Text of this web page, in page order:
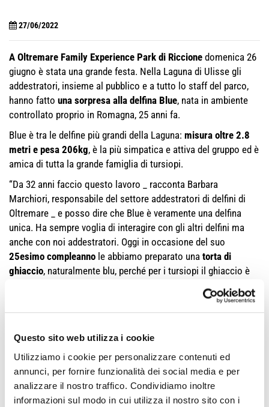
Questo sito web utilizza i cookie
Utilizziamo i cookie per personalizzare contenuti ed
annunci, per fornire funzionalità dei social media e per
analizzare il nostro traffico. Condividiamo inoltre
informazioni sul modo in cui utilizza il nostro sito con i
27/06/2022
A Oltremare Family Experience Park di Riccione domenica 26
giugno è stata una grande festa. Nella Laguna di Ulisse gli
addestratori, insieme al pubblico e a tutto lo staff del parco,
hanno fatto una sorpresa alla delfina Blue, nata in ambiente
controllato proprio in Romagna, 25 anni fa.
Blue è tra le delfine più grandi della Laguna: misura oltre 2.8
metri e pesa 206kg, è la più simpatica e attiva del gruppo ed è
amica di tutta la grande famiglia di tursiopi.
“Da 32 anni faccio questo lavoro _ racconta Barbara
Marchiori, responsabile del settore addestratori di delfini di
Oltremare _ e posso dire che Blue è veramente una delfina
unica. Ha sempre voglia di interagire con gli altri delfini ma
anche con noi addestratori. Oggi in occasione del suo
25esimo compleanno le abbiamo preparato una torta di
ghiaccio, naturalmente blu, perché per i tursiopi il ghiaccio è
importante nell’attività quotidiana”.
Ieri, domenica 26 giugno, al termine dell’appuntamento ‘Delfini
grande: tutto il pubblico ha infatti intonato le note di ‘Tanti
insieme a tutte le altre femmine del gruppo.